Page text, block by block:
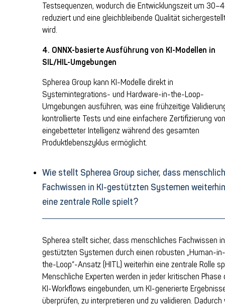
Testsequenzen, wodurch die Entwicklungszeit um
reduziert und eine gleichbleibende Qualität
wird.
4. ONNX-basierte Ausführung von KI-Modellen in
SIL/HIL-Umgebungen
Spherea Group kann KI-Modelle direkt in
Systemintegrations- und Hardware-in-the-Loop-
Umgebungen ausführen, was eine frühzeitige
kontrollierte Tests und eine einfachere Zertifizierung von
eingebetteter Intelligenz während des gesamten
Produktlebenszyklus ermöglicht.
Wie stellt Spherea Group sicher, dass
Fachwissen in KI-gestützten Systemen weiterhin
eine zentrale Rolle spielt?
Spherea stellt sicher, dass menschliches Fachwissen
gestützten Systemen durch einen robusten „Human-in-
the-Loop“-Ansatz (HITL) weiterhin eine zentrale Rolle
Menschliche Experten werden in jeder kritischen Phase
KI-Workflows eingebunden, um KI-generierte
überprüfen, zu interpretieren und zu validieren. Dadurch